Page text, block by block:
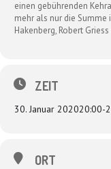
einen gebührenden
mehr als nur die Summe
Hakenberg, Robert
ZEIT
30. Januar 202020:00-
ORT